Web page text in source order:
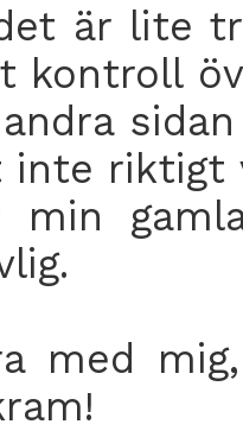
är lite
kontroll
inte riktigt
min
med